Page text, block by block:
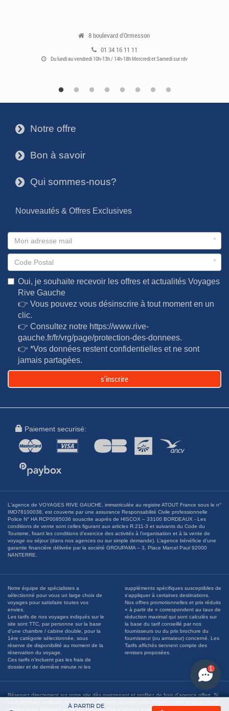
À PARTIR DE
8 boulevard d'Ormesson
01 34 16 11 11
Du lundi au vendredi 10h-13h / 14h-18h Mercredi et Samedi sur rdv
3 Notre offre
3 Bon à savoir
3 Qui sommes-nous?
Nouveautés & Offres Exclusives
*
*
Oui, je souhaite recevoir les offres et actualités Voyages
Rive Gauche
👉 Vous pouvez vous désinscrire à tout moment en un
clic.
👉 Consultez notre https://www.rive-
gauche.fr/fr/vrg/page/protection-des-donnees.
👉 *Vos données restent confidentielles et ne sont
jamais partagées.
s’inscrire
Paiement securisé:
L'agence de VOYAGES RIVE GAUCHE, immatriculée au registre ATOUT France sous le n°
IMO78100038, est couverte par une assurance Responsabilité Civile professionnelle
Police N° HA RCP0085036 souscrite auprès de HISCOX – 33100 BORDEAUX - Les
conditions de vente sont celles figurant aux articles R.211-3 et suivants du Code du
Tourisme, fixant les conditions d’exercice des activités à l’organisation et à la vente de
voyage ou séjour (dans nos agences ou sur simple demande). L’agence bénéficie d’une
garantie financière délivrée par la société GROUPAMA – 3, Place Marcel Paul 92000
NANTERRE.
Notre équipe de spécialistes a
sélectionné pour vous un large choix de
voyages pour satisfaire toutes vos
envies.
Les tarifs de nos voyages indiqués sur le
site sont TTC, par personne sur la base
d'une chambre / cabine double, pour la
1ère catégorie sélectionnée, sous
réserve de disponibilité au moment de la
réservation du voyage.
Ces tarifs n’incluent pas les frais de
dossier et de dernière minute ni les
suppléments spécifiques susceptibles de
s'appliquer à certaines destinations.
Nos offres promotionnelles et prix réduits
« à partir de » correspondent au taux de
réduction maximal qui sont calculés sur
la base du tarif conseillé par nos
fournisseurs ou du prix brochure du
fournisseur (ou armateur) concerné. Les
Tarifs affichés tiennent compte des
remises proposées.
Réservez directement sur notre site dès maintenant et profitez de frais d’agence offert. Si
vous préférez contacter l’un de nos conseillers voyages pour réserver votre voyage, nous
attirons votre attention sur le fait que des frais d’agence sont susceptibles d’être appliqués
1